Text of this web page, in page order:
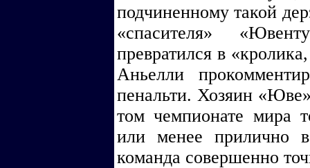
подчиненному такой
«спасителя»
превратился в
Аньелли
пенальти. Хозяин
том чемпионате мира
или менее прилично
команда совершенно